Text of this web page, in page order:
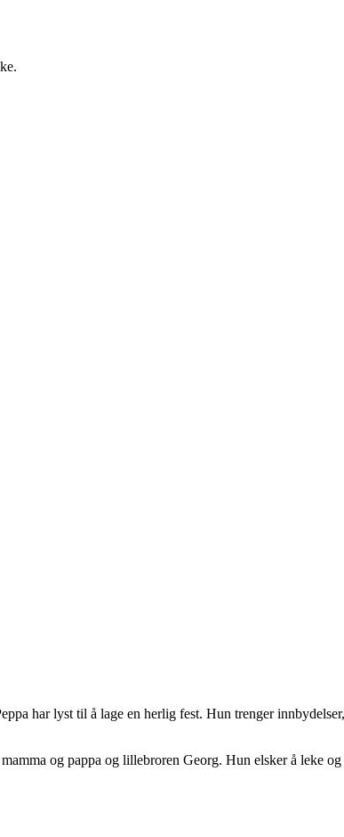
har lyst til å lage en herlig fest. Hun trenger
og pappa og lillebroren Georg. Hun elsker å leke